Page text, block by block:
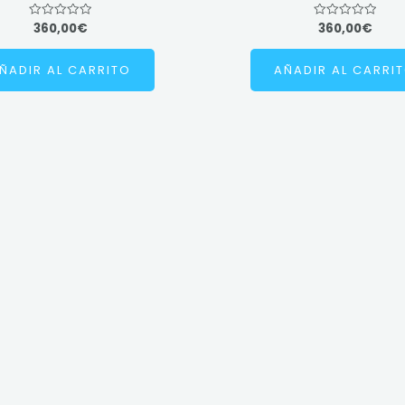
Valorado
0
5
360,00€
AL CARRITO
Valorado
0
5
360,00€
AÑADIR AL